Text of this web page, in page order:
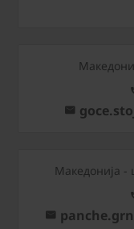
Mакедонија